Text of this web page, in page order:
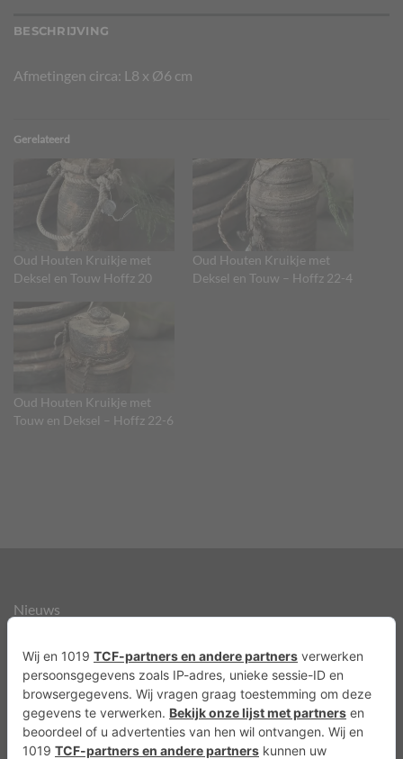
BESCHRIJVING
Afmetingen circa: L8 x Ø6 cm
Gerelateerd
Oud Houten Kruikje met
Deksel en Touw Hoffz 20
Oud Houten Kruikje met
Deksel en Touw – Hoffz 22-4
Oud Houten Kruikje met
Touw en Deksel – Hoffz 22-6
Nieuws
Over ons
Agenda